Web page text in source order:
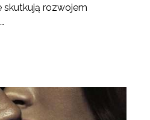
skutkują rozwojem